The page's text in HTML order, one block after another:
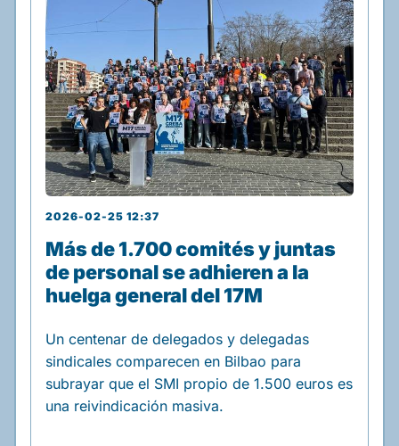
2026-02-25 12:37
Más de 1.700 comités y juntas
de personal se adhieren a la
huelga general del 17M
Un centenar de delegados y delegadas
sindicales comparecen en Bilbao para
subrayar que el SMI propio de 1.500 euros es
una reivindicación masiva.